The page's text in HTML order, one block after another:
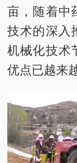
亩，随着中
技术的深入
机械化技术
优点已越来